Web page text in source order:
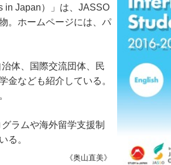
in Japan）」は、JASSO
。ホームページには、パ
体、国際交流団体、民
金なども紹介している。
ラムや海外留学支援制
る。
《奥山直美》